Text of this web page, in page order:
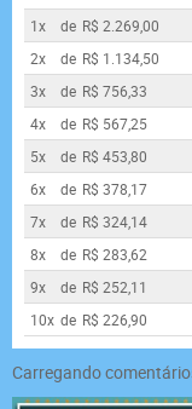
1x de R$ 2.269,00
2x
de R$ 1.134,50
3x
de R$ 756,33
4x
de R$ 567,25
5x
de R$ 453,80
6x
de R$ 378,17
7x
de R$ 324,14
8x
de R$ 283,62
9x
de R$ 252,11
10x de R$ 226,90
Carregando